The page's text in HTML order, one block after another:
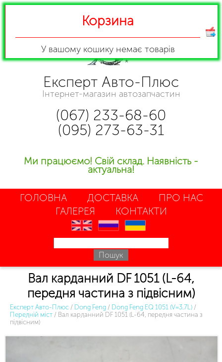
Експерт Авто-Плюс
Інтернет-магазин автозапчастин
(067) 233-68-60
(095) 273-63-31
Ми працюємо! Свій склад. Наявність -
актуальна!
ГОЛОВНА ДОСТАВКА
ПРО НАС
ГАЛЕРЕЯ
КОНТАКТИ
en ru uk
Вал карданний DF 1051 (L-64,
передня частина з підвісним)
Експерт Авто-Плюс / Dong Feng / Dong Feng EQ 1051 (V=3.7L) /
Передній міст / Вал карданний DF 1051 (L-64, передня частина з
підвісним)
Корзина
У вашому кошику немає товарів